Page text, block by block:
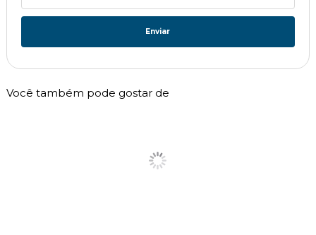
Enviar
Você também pode gostar de